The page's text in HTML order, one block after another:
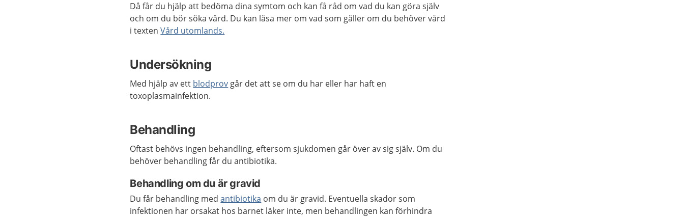
Då får du hjälp att bedöma dina symtom och kan få råd om vad du kan göra själv
och om du bör söka vård. Du kan läsa mer om vad som gäller om du behöver vård
i textenVård utomlands.
Undersökning
Med hjälp av ett blodprov går det att se om du har eller har haft en
toxoplasmainfektion.
Behandling
Oftast behövs ingen behandling, eftersom sjukdomen går över av sig själv. Om du
behöver behandling får du antibiotika.
Behandling om du är gravid
Du får behandling medantibiotika om du är gravid. Eventuella skador som
infektionen har orsakat hos barnet läker inte, men behandlingen kan förhindra